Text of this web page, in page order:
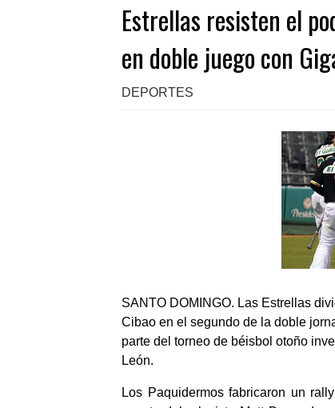
Estrellas resisten el
en doble juego con
DEPORTES
SANTO DOMINGO. Las Estrellas
Cibao en el segundo de la doble
parte del torneo de béisbol otoño
León.
Los Paquidermos fabricaron un